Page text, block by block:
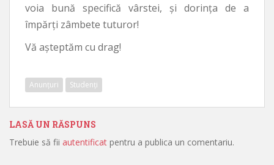
voia bună specifică vârstei, și dorința de a
împărți zâmbete tuturor!
Vă așteptăm cu drag!
Anunțuri Studenți
LASĂ UN RĂSPUNS
Trebuie să fii autentificat pentru a publica un comentariu.